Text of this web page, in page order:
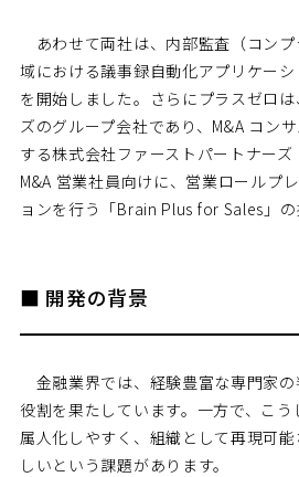
あわせて両社は、内部監査（コン
域における議事録自動化アプリケー
を開始しました。さらにプラスゼロ
ズのグループ会社であり、M&A コン
する株式会社ファーストパートナーズ
M&A 営業社員向けに、営業ロールプ
ョンを行う「Brain Plus for Sales」の
■ 開発の背景
金融業界では、経験豊富な専門家
役割を果たしています。一方で、こ
属人化しやすく、組織として再現可
しいという課題があります。